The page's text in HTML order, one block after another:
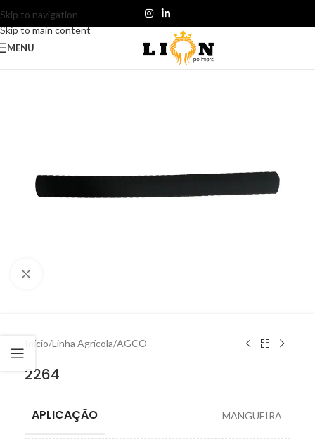
Skip to navigation
Skip to main content
MENU
Início/Linha Agrícola/AGCO
2264
APLICAÇÃO MANGUEIRA